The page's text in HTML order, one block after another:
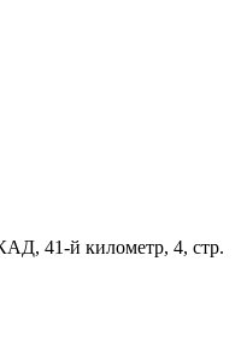
41-й километр, 4, стр.